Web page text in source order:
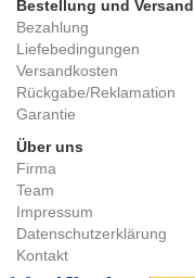
Bestellung und Versand
Bezahlung
Liefebedingungen
Versandkosten
Rückgabe/Reklamation
Garantie
Über uns
Firma
Team
Impressum
Datenschutzerklärung
Kontakt